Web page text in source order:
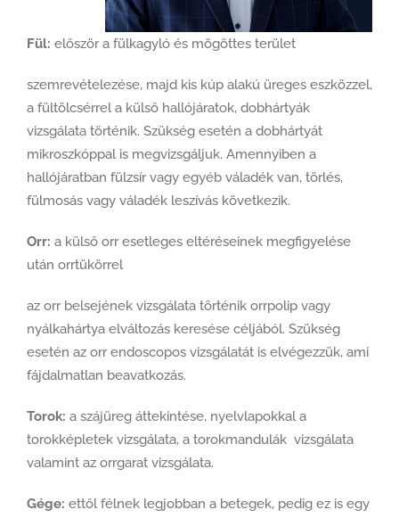
Fül: először a fülkagyló és mögöttes terület
szemrevételezése, majd kis kúp alakú üreges eszközzel,
a fültölcsérrel a külső hallójáratok, dobhártyák
vizsgálata történik. Szükség esetén a dobhártyát
mikroszkóppal is megvizsgáljuk. Amennyiben a
hallójáratban fülzsír vagy egyéb váladék van, törlés,
fülmosás vagy váladék leszívás következik.
Orr: a külső orr esetleges eltéréseinek megfigyelése
után orrtükörrel
az orr belsejének vizsgálata történik orrpolip vagy
nyálkahártya elváltozás keresése céljából. Szükség
esetén az orr endoscopos vizsgálatát is elvégezzük, ami
fájdalmatlan beavatkozás.
Torok: a szájüreg áttekintése, nyelvlapokkal a
torokképletek vizsgálata, a torokmandulák vizsgálata
valamint az orrgarat vizsgálata.
Gége: ettől félnek legjobban a betegek, pedig ez is egy